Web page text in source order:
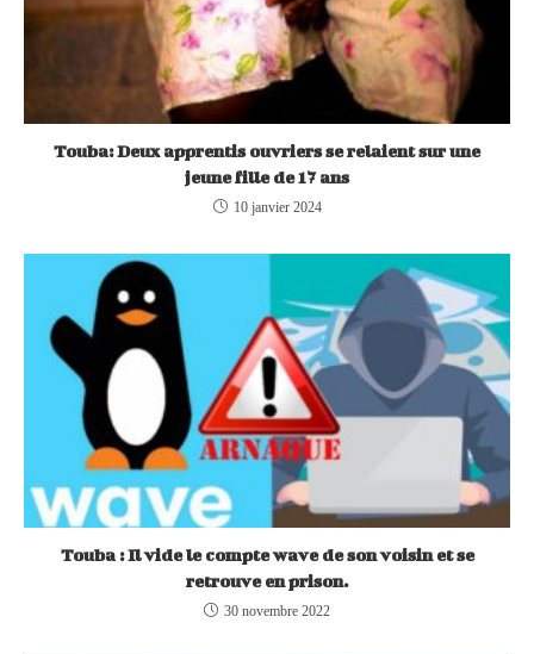
Touba: Deux apprentis ouvriers se relaient sur une
jeune fille de 17 ans
10 janvier 2024
Touba : Il vide le compte wave de son voisin et se
retrouve en prison.
30 novembre 2022